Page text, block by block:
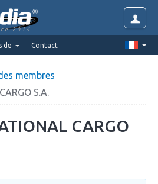
2014
de Contact
membres
S.A.
CARGO